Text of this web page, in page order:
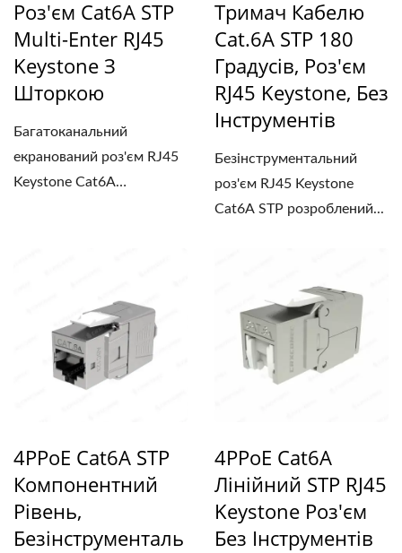
Роз'єм Cat6A STP
Multi-Enter RJ45
Keystone З
Шторкою
Багатоканальний
екранований роз'єм RJ45
Keystone Cat6A
Тримач Кабелю
Cat.6A STP 180
Градусів, Роз'єм
RJ45 Keystone, Без
Інструментів
Безінструментальний
роз'єм RJ45 Keystone
Cat6A STP розроблений...
4PPoE Cat6A STP
Компонентний
Рівень,
Безінструменталь
4PPoE Cat6A
Лінійний STP RJ45
Keystone Роз'єм
Без Інструментів